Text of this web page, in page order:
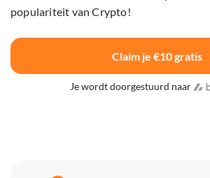
populariteit van Crypto!
Claim je €10 gratis
Je wordt doorgestuurd naar